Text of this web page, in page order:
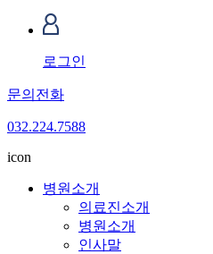
로그인
문의전화
032.224.7588
icon
병원소개
의료진소개
병원소개
인사말